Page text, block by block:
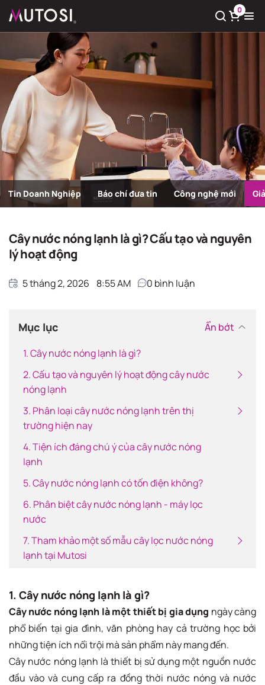
0
Có sản phẩm trong giỏ hàng
Trang chủ Giải pháp nước sạch
Tin Doanh Nghiệp Báo chí đưa tin Công nghệ mới
Cây nước nóng lạnh là gì? Cấu tạo và nguyên
lý hoạt động
5 tháng 2, 2026 8:55 AM 0 bình luận
Mục lục
Ẩn bớt
1. Cây nước nóng lạnh là gì?
2. Cấu tạo và nguyên lý hoạt động cây nước
nóng lạnh
3. Phân loại cây nước nóng lạnh trên thị
trường hiện nay
4. Tiện ích đáng chú ý của cây nước nóng
lạnh
5. Cây nước nóng lạnh có tốn điện không?
6. Phân biệt cây nước nóng lạnh - máy lọc
nước
7. Tham khảo một số mẫu cây lọc nước nóng
lạnh tại Mutosi
1. Cây nước nóng lạnh là gì?
Cây nước nóng lạnh là một thiết bị gia dụng ngày càng
phổ biến tại gia đình, văn phòng hay cả trường học bởi
những tiện ích nổi trội mà sản phẩm này mang đến.
Cây nước nóng lạnh là thiết bị sử dụng một nguồn nước
đầu vào và cung cấp ra đồng thời nước nóng và nước